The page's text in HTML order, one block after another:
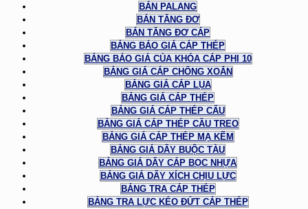
BÁN PALANG
BÁN TĂNG ĐƠ
BÁN TĂNG ĐƠ CÁP
BẢNG BÁO GIÁ CÁP THÉP
BẢNG BÁO GIÁ CỦA KHÓA CÁP PHI 10
BẢNG GIÁ CÁP CHỐNG XOẮN
BẢNG GIÁ CÁP LỤA
BẢNG GIÁ CÁP THÉP
BẢNG GIÁ CÁP THÉP CẨU
BẢNG GIÁ CÁP THÉP CẦU TREO
BẢNG GIÁ CÁP THÉP MẠ KẼM
BẢNG GIÁ DÂY BUỘC TÀU
BẢNG GIÁ DÂY CÁP BỌC NHỰA
BẢNG GIÁ DÂY XÍCH CHỊU LỰC
BẢNG TRA CÁP THÉP
BẢNG TRA LỰC KÉO ĐỨT CÁP THÉP